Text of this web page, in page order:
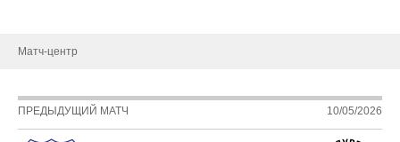
Матч-центр
ПРЕДЫДУЩИЙ МАТЧ 10/05/2026